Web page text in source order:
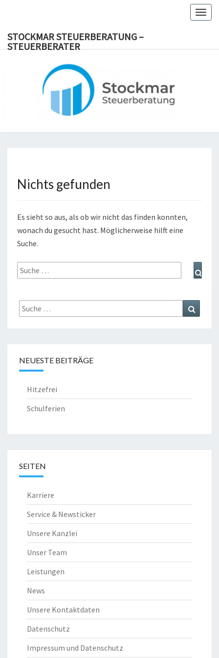
STOCKMAR STEUERBERATUNG –
STEUERBERATER
Steuerberater
Viersen Dülken
Nichts
Nichts gefunden
Es sieht so aus, als ob wir nicht das finden konnten,
wonach du gesucht hast. Möglicherweise hilft eine
Suche.
Suche
nach:
Suche
nach:
NEUESTE BEITRÄGE
Hitzefrei
Schulferien
SEITEN
Karriere
Service & Newsticker
Unsere Kanzlei
Unser Team
Leistungen
News
Unsere Kontaktdaten
Datenschutz
Impressum und Datenschutz